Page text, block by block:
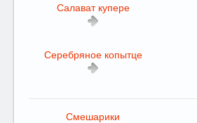
Салават купере
Серебряное копытце
Смешарики